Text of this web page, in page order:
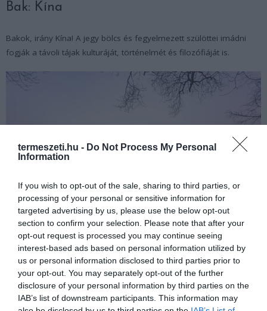
termeszeti.hu - Do Not Process My Personal
Information
If you wish to opt-out of the sale, sharing to third parties, or
processing of your personal or sensitive information for
targeted advertising by us, please use the below opt-out
section to confirm your selection. Please note that after your
opt-out request is processed you may continue seeing
interest-based ads based on personal information utilized by
us or personal information disclosed to third parties prior to
your opt-out. You may separately opt-out of the further
disclosure of your personal information by third parties on the
IAB’s list of downstream participants. This information may
Bak: Kína
Bakok, irány Kína! A jegy bölcs és fegyelmezett szülöttei imádni
fogják a távoli tájak kulturáját, történelmét és filozófiáját is.
Forrás:www.housebeautiful.com